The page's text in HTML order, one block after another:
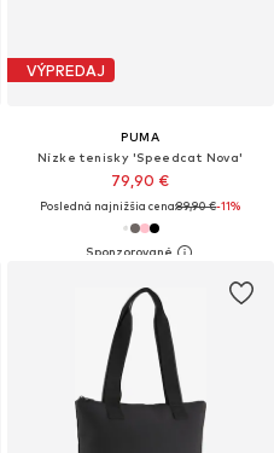
VÝPREDAJ
PUMA
Nízke tenisky 'Speedcat Nova'
79,90 €
Posledná najnižšia cena:89,90 €-11%